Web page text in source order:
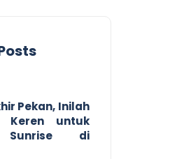
Pekan, Inilah
Keren untuk
Sunrise di